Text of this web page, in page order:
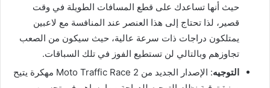
حيث أنها تساعدك على قطع المسافات الطويلة في وقت
قصير، لذا تحتاج إلى هذا العنصر عند المنافسة مع لاعبين
يمتلكون دراجات ذات سرعة عالية، حيث سيكون من الصعب
تجاوزهم وبالتالي لن تستطيع الفوز في تلك السباقات.
التوجيه
: الإصدار الجديد من Moto Traffic Race 2 مهكرة يتيح